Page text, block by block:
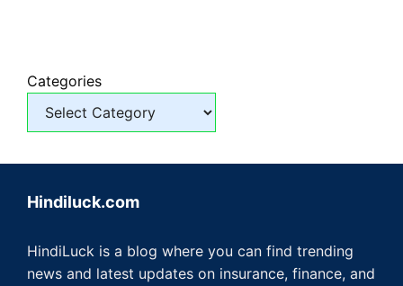
Categories
Hindiluck.com
HindiLuck is a blog where you can find trending
news and latest updates on insurance, finance, and